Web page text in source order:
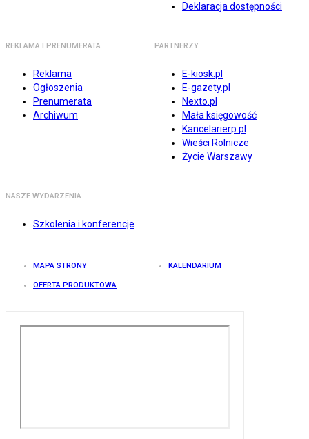
Deklaracja dostępności
REKLAMA I PRENUMERATA
Reklama
Ogłoszenia
Prenumerata
Archiwum
PARTNERZY
E-kiosk.pl
E-gazety.pl
Nexto.pl
Mała księgowość
Kancelarierp.pl
Wieści Rolnicze
Życie Warszawy
NASZE WYDARZENIA
Szkolenia i konferencje
MAPA STRONY KALENDARIUM
OFERTA PRODUKTOWA